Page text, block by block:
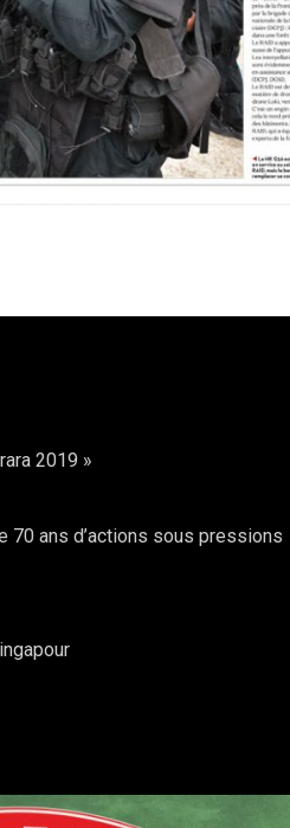
2019 »
70 ans d’actions sous pressions